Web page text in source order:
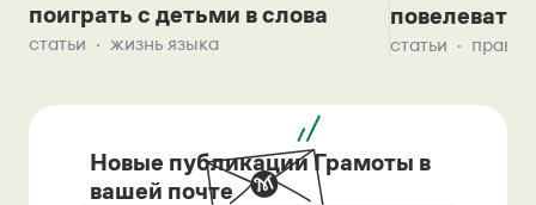
поиграть с детьми в слова
статьи жизнь языка
повелевать
статьи
Новые публикации Грамоты в
вашей почте